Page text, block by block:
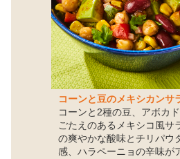
コーンと豆のメキシカンサ
コーンと2種の豆、アボカ
ごたえのあるメキシコ風サ
の爽やかな酸味とチリパウ
感、ハラペーニョの辛味が